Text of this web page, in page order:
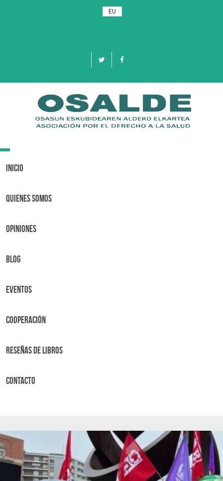
EU
Toggle
Inicio
Quienes Somos
OPINIONES
BLOG
Eventos
Cooperación
Reseñas de libros
Contacto